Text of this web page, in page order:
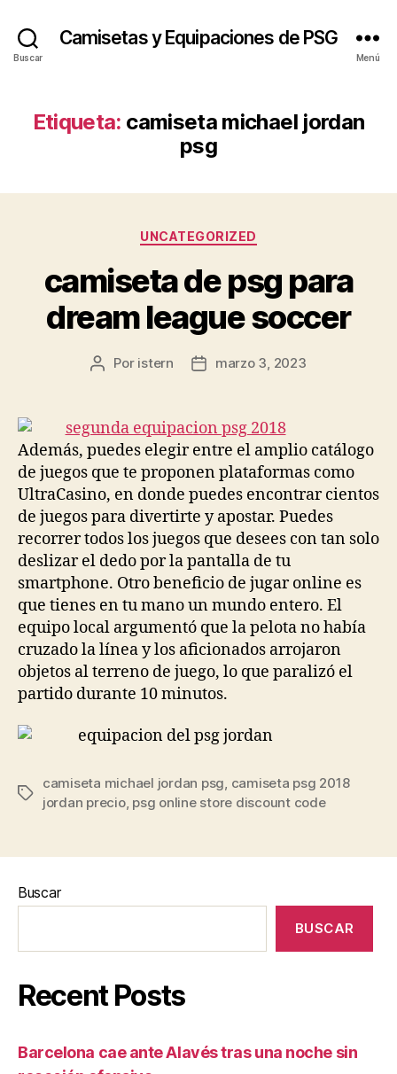
Buscar
Camisetas y Equipaciones de PSG
Menú
Etiqueta: camiseta michael jordan
psg
Categorías
UNCATEGORIZED
camiseta de psg para
dream league soccer
Autor
entrada
Por istern
Fecha
entrada
marzo 3, 2023
Además, puedes elegir entre el amplio catálogo
de juegos que te proponen plataformas como
UltraCasino, en donde puedes encontrar cientos
de juegos para divertirte y apostar. Puedes
recorrer todos los juegos que desees con tan solo
deslizar el dedo por la pantalla de tu
smartphone. Otro beneficio de jugar online es
que tienes en tu mano un mundo entero. El
equipo local argumentó que la pelota no había
cruzado la línea y los aficionados arrojaron
objetos al terreno de juego, lo que paralizó el
partido durante 10 minutos.
Etiquetas
camiseta michael jordan psg, camiseta psg 2018
jordan precio, psg online store discount code
Buscar
BUSCAR
Recent Posts
Barcelona cae ante Alavés tras una noche sin